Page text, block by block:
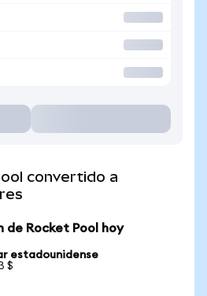
convertido a
de Rocket Pool hoy
estadounidense
$